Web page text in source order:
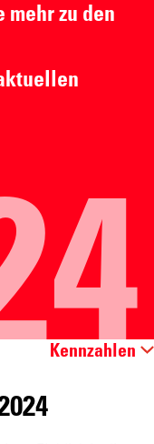
mehr zu den
Kennzahlen